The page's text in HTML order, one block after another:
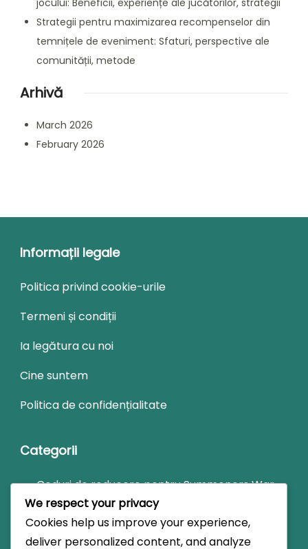
jocului: Beneficii, experiențe ale jucătorilor, strategii
Strategii pentru maximizarea recompenselor din
temnițele de eveniment: Sfaturi, perspective ale
comunității, metode
Arhivă
March 2026
February 2026
Informații legale
Politica privind cookie-urile
Termeni și condiții
Ia legătura cu noi
Cine suntem
Politica de confidențialitate
Categorii
Coduri de reducere pentru Summoners War
Premiile din Dungărea de Eveniment
Summoners War
Recompensele lunare pentru prezența în
We respect your privacy
Cookies help us improve your experience,
deliver personalized content, and analyze